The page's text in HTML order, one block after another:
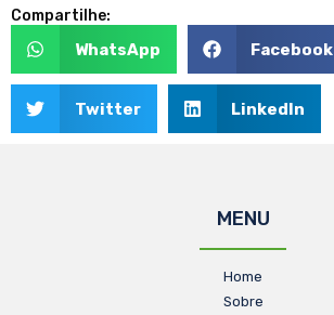
Compartilhe:
WhatsApp Facebook
Twitter LinkedIn
MENU
Home
Sobre